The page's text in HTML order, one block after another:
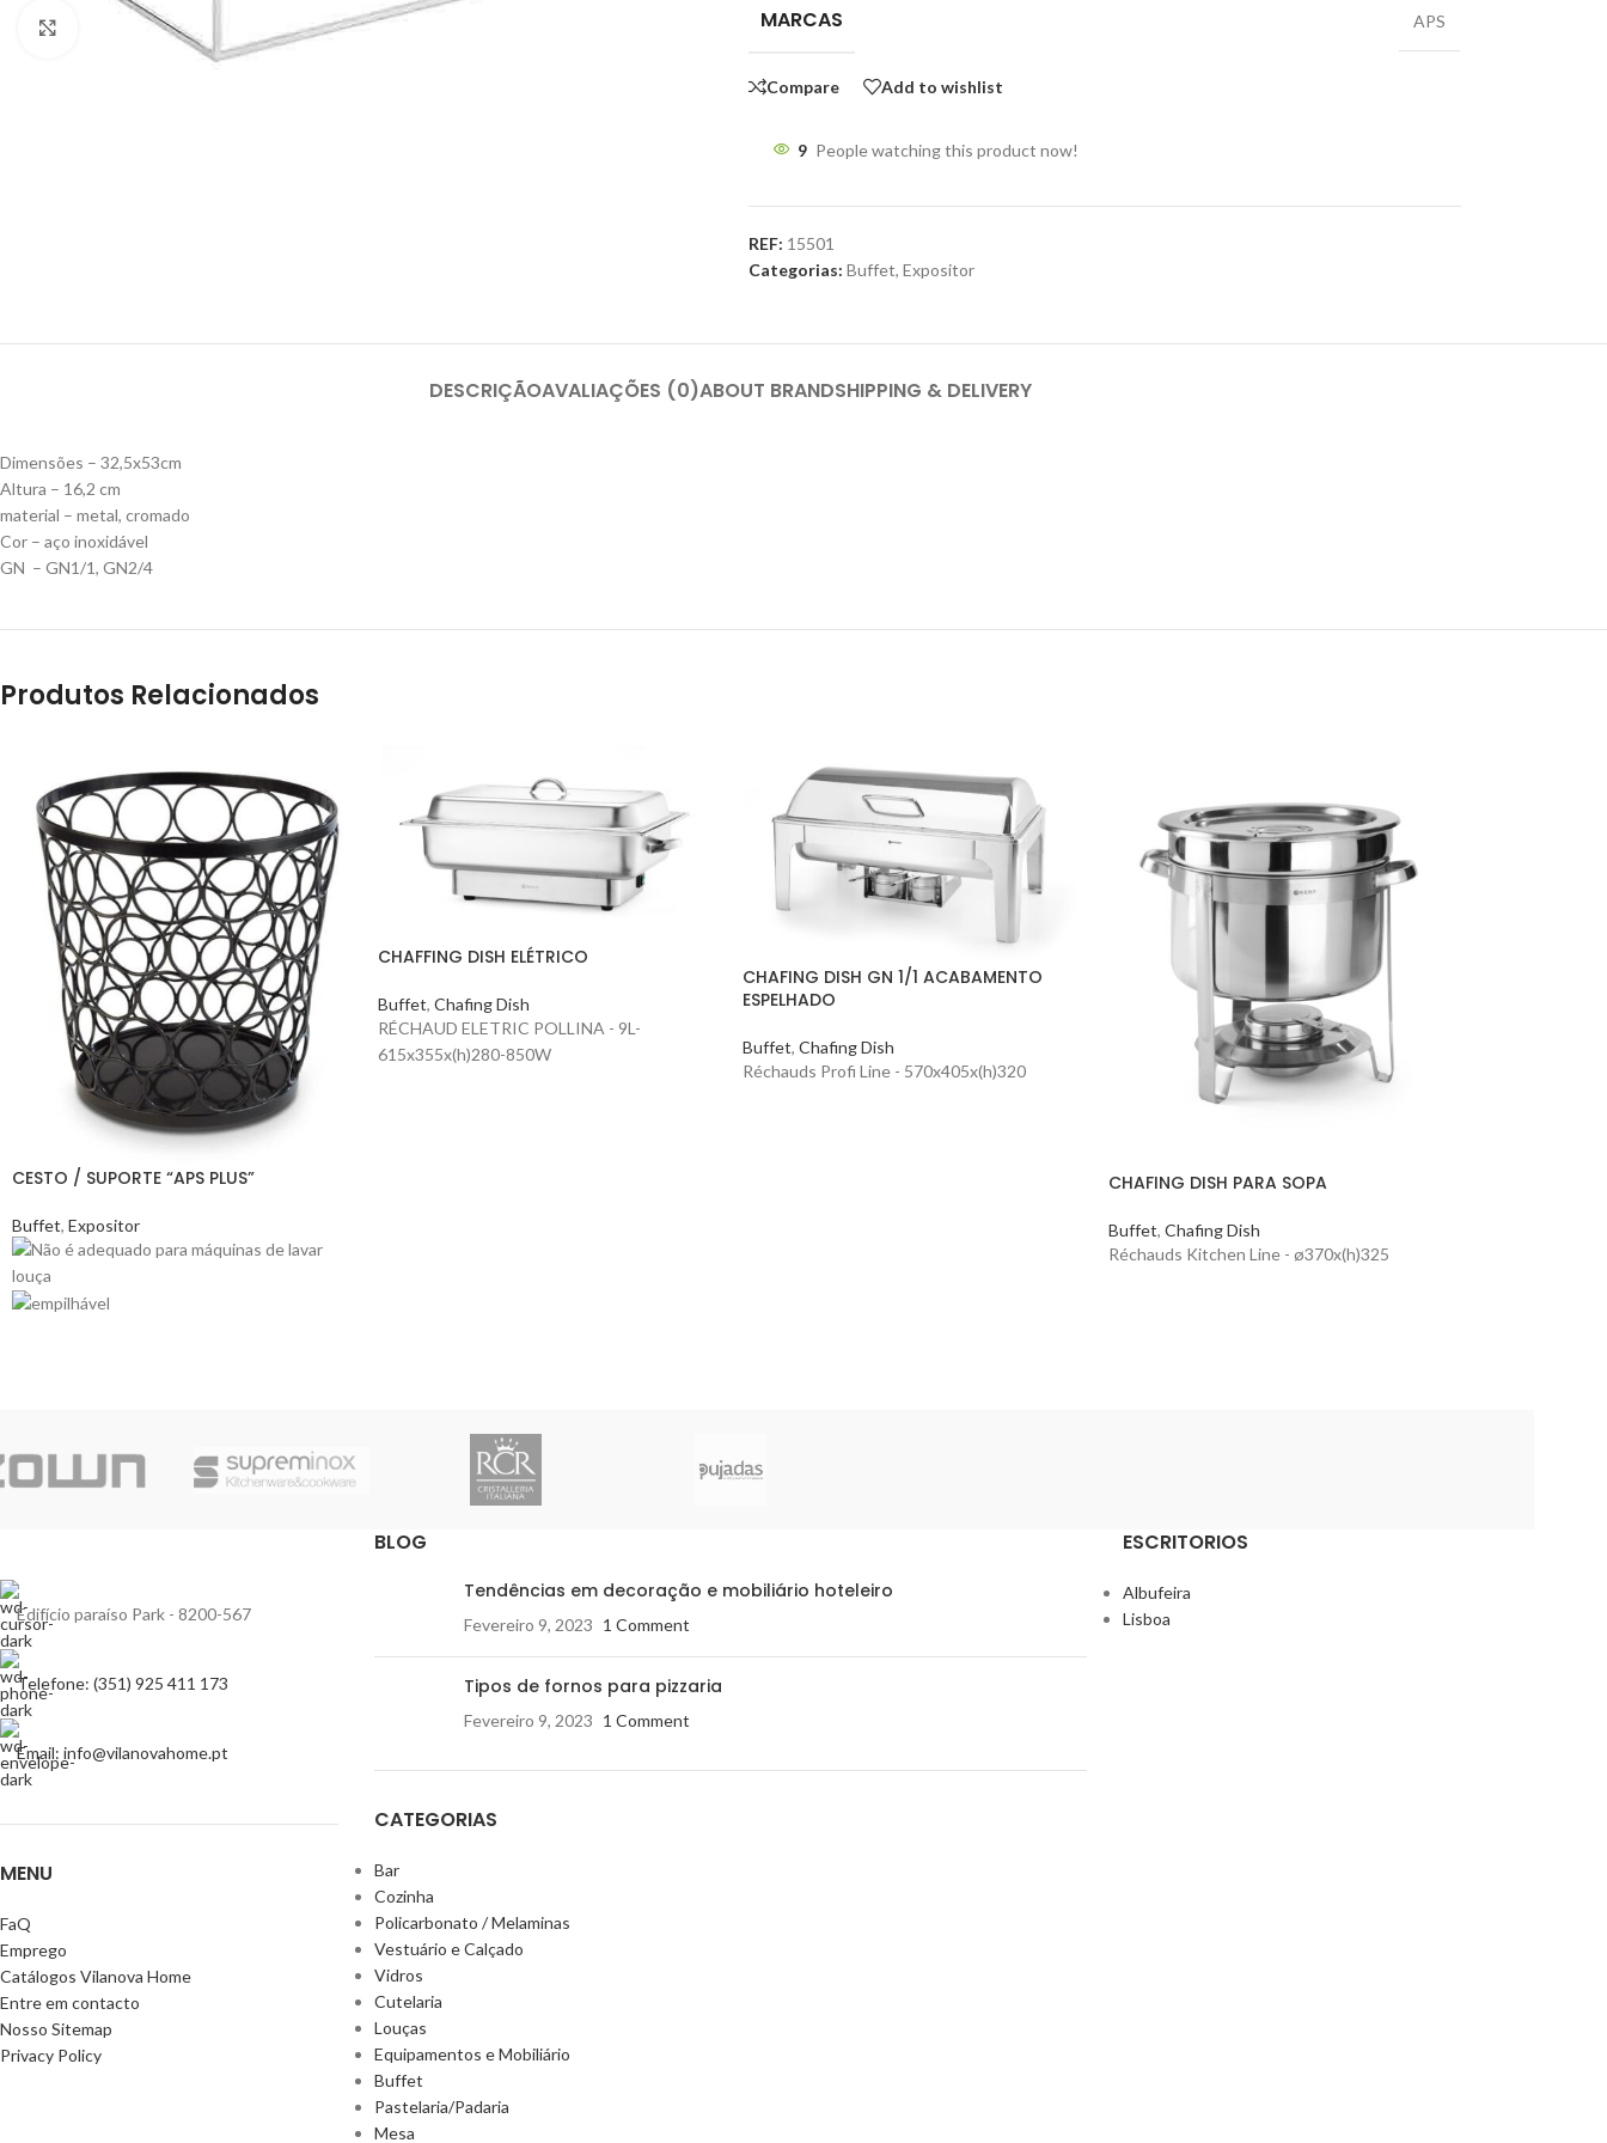
Click to enlarge MARCAS APS
Compare Add to wishlist
9 People watching this product now!
REF: 15501
Categorias: Buffet, Expositor
DESCRIÇÃOAVALIAÇÕES (0)ABOUT BRANDSHIPPING & DELIVERY
Dimensões – 32,5x53cm
Altura – 16,2 cm
material – metal, cromado
Cor – aço inoxidável
GN – GN1/1, GN2/4
Produtos Relacionados
CESTO / SUPORTE “APS PLUS”
Buffet, Expositor
CHAFFING DISH ELÉTRICO
Buffet, Chafing Dish
RÉCHAUD ELETRIC POLLINA - 9L-
615x355x(h)280-850W
CHAFING DISH GN 1/1 ACABAMENTO
ESPELHADO
Buffet, Chafing Dish
Réchauds Profi Line - 570x405x(h)320
CHAFING DISH PARA SOPA
Buffet, Chafing Dish
Réchauds Kitchen Line - ø370x(h)325
Edifício paraíso Park - 8200-567
Telefone: (351) 925 411 173
Email: info@vilanovahome.pt
MENU
FaQ
Emprego
Catálogos Vilanova Home
Entre em contacto
Nosso Sitemap
Privacy Policy
BLOG
Tendências em decoração e mobiliário hoteleiro
Fevereiro 9, 2023 1 Comment
Tipos de fornos para pizzaria
Fevereiro 9, 2023 1 Comment
CATEGORIAS
Bar
Cozinha
Policarbonato / Melaminas
Vestuário e Calçado
Vidros
Cutelaria
Louças
Equipamentos e Mobiliário
Buffet
Pastelaria/Padaria
Mesa
ESCRITORIOS
Albufeira
Lisboa